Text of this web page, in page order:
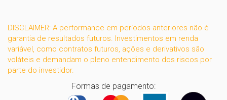
DISCLAIMER: A performance em períodos anteriores não é
garantia de resultados futuros. Investimentos em renda
variável, como contratos futuros, ações e derivativos são
voláteis e demandam o pleno entendimento dos riscos por
parte do investidor.
Formas de pagamento: